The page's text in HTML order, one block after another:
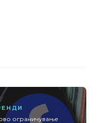
ограничување